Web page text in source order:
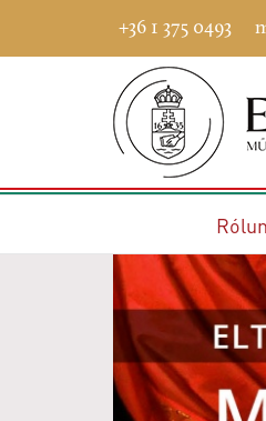
+36 1 375 0493